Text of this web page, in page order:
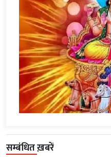
सम्बंधित ख़बरें